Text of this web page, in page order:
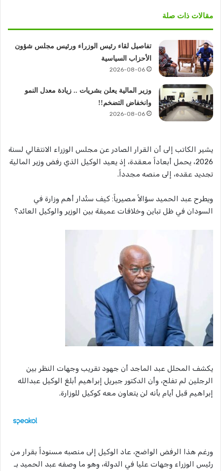
مقالات ذات صلة
تفاصيل لقاء رئيس الوزراء ورئيس مجلس شؤون
الأحزاب السياسية
2026-08-06
وزير المالية يعلن بشريات .. زيادة معدل النمو
وانخفاض التضخم!!
2026-08-06
يشير الكاتب إلى أن القرار الصادر عن مجلس الوزراء الانتقالي لسنة
2026، يحمل أبعاداً معقدة، إذ يعيد الوكيل الذي رفض وزير المالية
تجديد عقده، إلى منصه مجدداً.
ويطرح عبد الحميد سؤالاً مصيرياً: كيف ستُدار أهم وزارة في
السودان في ظل تباين وخلافات عميقة بين الوزير والوكيل العائد؟
يكشف المحلل عبد الماجد أن جهود تقريب وجهات النظر بين
الرجلين لم تفلح، وأن الدكتور جبريل إبراهيم أبلغ الوكيل عبدالله
إبراهيم قبل أيام بأنه لن يتعاون معه كوكيل للوزارة.
ورغم هذا الرفض الواضح، عاد الوكيل إلى منصبه مسنوداً بقرار من
رئيس الوزراء وجهات عليا في الدولة، وهو ما وصفه عبد الحميد بـ